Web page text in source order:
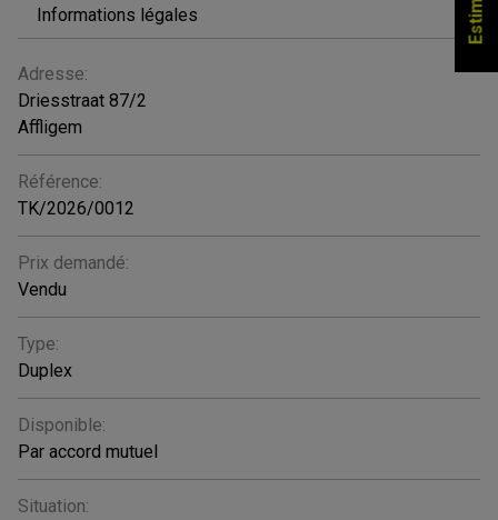
Informations légales
GÉNÉRAL
Adresse:
Driesstraat 87/2
Affligem
Référence:
TK/2026/0012
Prix demandé:
Vendu
Type:
Duplex
Disponible:
Par accord mutuel
Situation: